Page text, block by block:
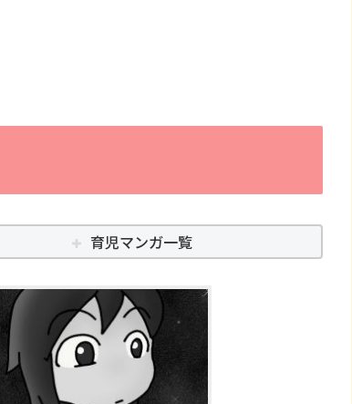
育児マンガ一覧